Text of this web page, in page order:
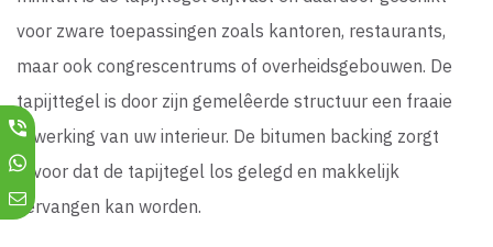
voor zware toepassingen zoals kantoren, restaurants,
maar ook congrescentrums of overheidsgebouwen. De
tapijttegel is door zijn gemelêerde structuur een fraaie
afwerking van uw interieur. De bitumen backing zorgt
ervoor dat de tapijtegel los gelegd en makkelijk
vervangen kan worden.